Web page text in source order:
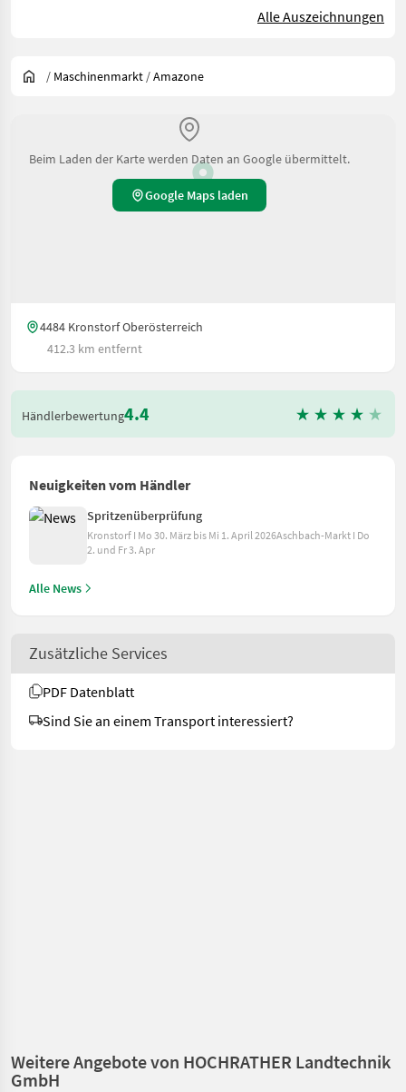
Alle Auszeichnungen
/ Maschinenmarkt /Amazone
Beim Laden der Karte werden Daten an Google übermittelt.
Google Maps laden
4484 Kronstorf Oberösterreich
412.3 km entfernt
Händlerbewertung4.4
Neuigkeiten vom Händler
Spritzenüberprüfung
Kronstorf I Mo 30. März bis Mi 1. April 2026Aschbach-Markt I Do
2. und Fr 3. Apr
Alle News
Zusätzliche Services
PDF Datenblatt
Sind Sie an einem Transport interessiert?
Weitere Angebote von HOCHRATHER Landtechnik
GmbH